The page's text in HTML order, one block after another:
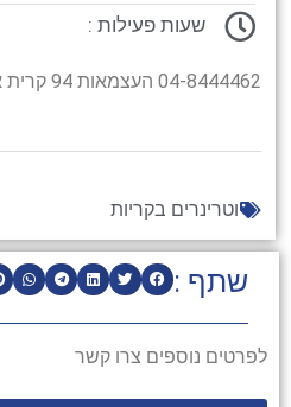
שתף :
לפרטים נוספים צרו קשר
שעות פעילות :
04-8444462 העצמאות 94 קרית אתא
וטרינרים בקריות